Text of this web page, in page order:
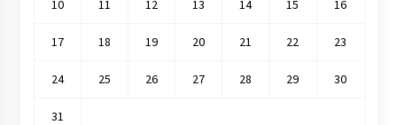
10 11 12 13 14 15 16
17 18 19 20 21 22 23
24 25 26 27 28 29 30
31